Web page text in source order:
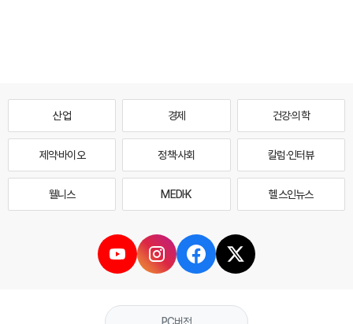
산업 경제 건강·의학
제약·바이오 정책·사회 칼럼·인터뷰
웰니스 MEDI·K 헬스인뉴스
PC버전